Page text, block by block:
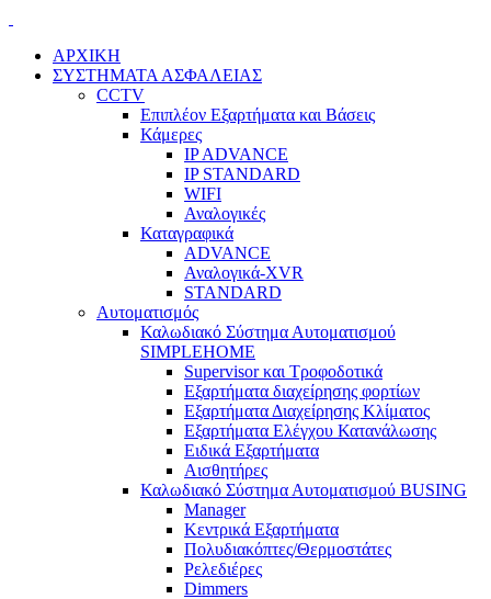
ΑΡΧΙΚΗ
ΣΥΣΤΗΜΑΤΑ ΑΣΦΑΛΕΙΑΣ
CCTV
Επιπλέον Εξαρτήματα και Βάσεις
Κάμερες
IP ADVANCE
IP STANDARD
WIFI
Αναλογικές
Καταγραφικά
ADVANCE
Αναλογικά-XVR
STANDARD
Αυτοματισμός
Καλωδιακό Σύστημα Αυτοματισμού
SIMPLEHOME
Supervisor και Τροφοδοτικά
Εξαρτήματα διαχείρησης φορτίων
Εξαρτήματα Διαχείρησης Κλίματος
Εξαρτήματα Ελέγχου Κατανάλωσης
Ειδικά Εξαρτήματα
Αισθητήρες
Καλωδιακό Σύστημα Αυτοματισμού BUSING
Manager
Κεντρικά Εξαρτήματα
Πολυδιακόπτες/Θερμοστάτες
Ρελεδιέρες
Dimmers